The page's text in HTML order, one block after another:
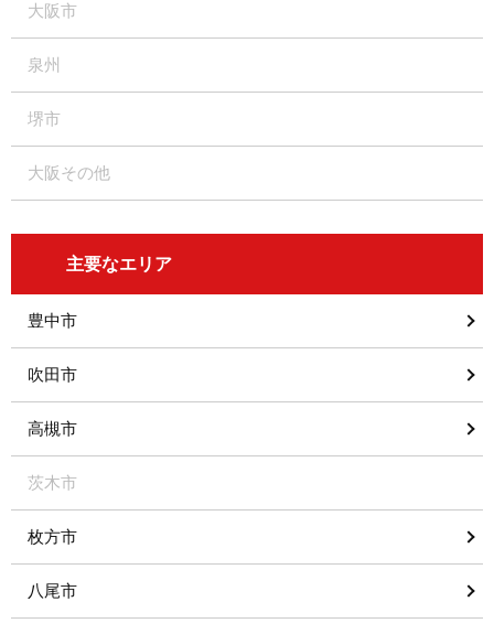
大阪市
泉州
堺市
大阪その他
主要なエリア
豊中市
吹田市
高槻市
茨木市
枚方市
八尾市